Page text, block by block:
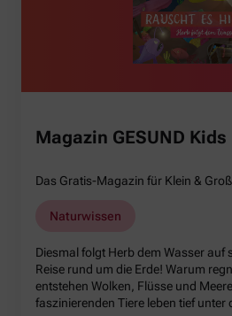
Magazin GESUND
Das Gratis-Magazin für Klein &
Naturwissen
Diesmal folgt Herb dem Wasser auf
Reise rund um die Erde! Warum
entstehen Wolken, Flüsse und
faszinierenden Tiere leben tief unter